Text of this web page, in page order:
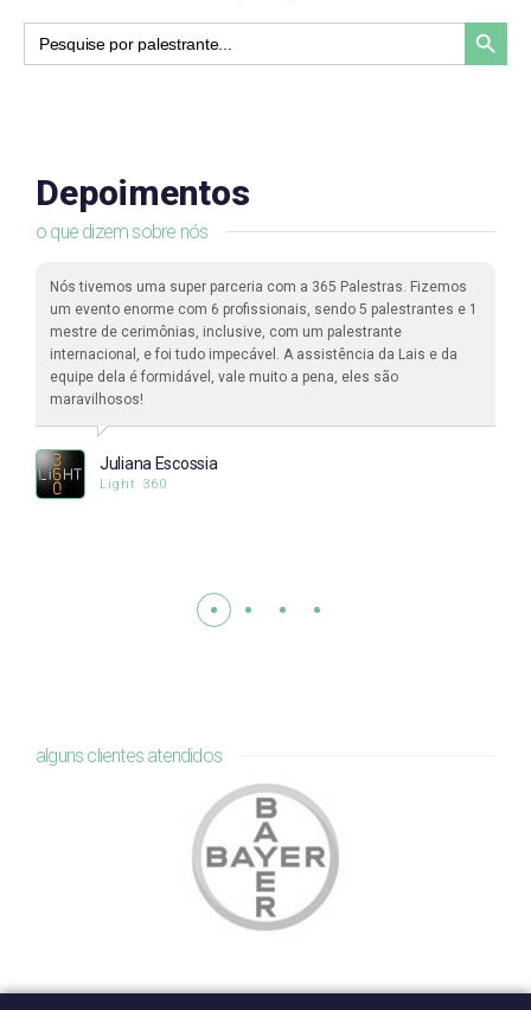
Search
for:
Search Button
o que dizem sobre nós
Depoimentos
Nós tivemos uma super parceria com a 365 Palestras. Fizemos
um evento enorme com 6 profissionais, sendo 5 palestrantes e 1
mestre de cerimônias, inclusive, com um palestrante
internacional, e foi tudo impecável. A assistência da Lais e da
equipe dela é formidável, vale muito a pena, eles são
maravilhosos!
Juliana Escossia
Light 360
alguns clientes atendidos